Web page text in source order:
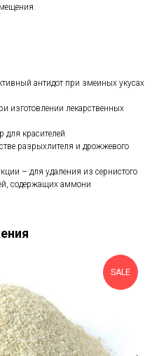
антидот при змеиных укусах
изготовлении лекарственных
для красителей
разрыхлителя и дрожжевого
– для удаления из сернистого
содержащих аммони
SALE